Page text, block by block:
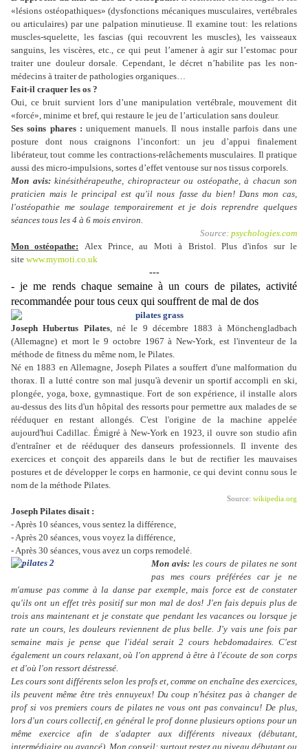
«lésions ostéopathiques» (dysfonctions mécaniques musculaires, vertébrales
ou articulaires) par une palpation minutieuse. Il examine tout: les relations
muscles-squelette, les fascias (qui recouvrent les muscles), les vaisseaux
sanguins, les viscères, etc., ce qui peut l’amener à agir sur l’estomac pour
traiter une douleur dorsale. Cependant, le décret n’habilite pas les non-
médecins à traiter de pathologies organiques…
Fait-il craquer les os ?
Oui, ce bruit survient lors d’une manipulation vertébrale, mouvement dit
«forcé», minime et bref, qui restaure le jeu de l’articulation sans douleur.
Ses soins phares : uniquement manuels. Il nous installe parfois dans une
posture dont nous craignons l’inconfort: un jeu d’appui finalement
libérateur, tout comme les contractions-relâchements musculaires. Il pratique
aussi des micro-impulsions, sortes d’effet ventouse sur nos tissus corporels.
Mon avis:kinésithérapeuthe, chiropracteur ou ostéopathe, à chacun son
praticien mais le principal est qu'il nous fasse du bien! Dans mon cas,
l'ostéopathie me soulage temporairement et je dois reprendre quelques
séances tous les 4 à 6 mois environ.
Source: psychologies.com
Mon ostéopathe:
Alex Prince, au Moti à Bristol. Plus d'infos sur le
site www.mymoti.co.uk
---
- je me rends chaque semaine à un cours de pilates, activité
recommandée pour tous ceux qui souffrent de mal de dos
Joseph Hubertus Pilates, né le 9 décembre 1883 à Mönchengladbach
(Allemagne) et mort le 9 octobre 1967 à New-York, est l'inventeur de la
méthode de fitness du même nom, le Pilates.
Né en 1883 en Allemagne, Joseph Pilates a souffert d'une malformation du
thorax. Il a lutté contre son mal jusqu'à devenir un sportif accompli en ski,
plongée, yoga, boxe, gymnastique. Fort de son expérience, il installe alors
au-dessus des lits d'un hôpital des ressorts pour permettre aux malades de se
rééduquer en restant allongés. C'est l'origine de la machine appelée
aujourd'hui Cadillac. Émigré à New-York en 1923, il ouvre son studio afin
d'entraîner et de rééduquer des danseurs professionnels. Il invente des
exercices et conçoit des appareils dans le but de rectifier les mauvaises
postures et de développer le corps en harmonie, ce qui devint connu sous le
nom de la méthode Pilates.
Source: wikipedia.org
Joseph Pilates disait :
- Après 10 séances, vous sentez la différence,
- Après 20 séances, vous voyez la différence,
- Après 30 séances, vous avez un corps remodelé.
Mon avis: les cours de pilates ne sont
pas mes cours préférées car je ne
m'amuse pas comme à la danse par exemple, mais force est de constater
qu'ils ont un effet très positif sur mon mal de dos! J'en fais depuis plus de
trois ans maintenant et je constate que pendant les vacances ou lorsque je
rate un cours, les douleurs reviennent de plus belle. J'y vais une fois par
semaine mais je pense que l'idéal serait 2 cours hebdomadaires. C'est
également un cours relaxant, où l'on apprend à être à l'écoute de son corps
et d'où l'on ressort déstressé.
Les cours sont différents selon les profs et, comme on enchaîne des exercices,
ils peuvent même être très ennuyeux! Du coup n'hésitez pas à changer de
prof si vos premiers cours de pilates ne vous ont pas convaincu! De plus,
lors d'un cours collectif, en général le prof donne plusieurs options pour un
même exercice afin de s'adapter aux différents niveaux (débutant,
intermédiaire ou avancé). Mon conseil: surtout restez au niveau débutant ou